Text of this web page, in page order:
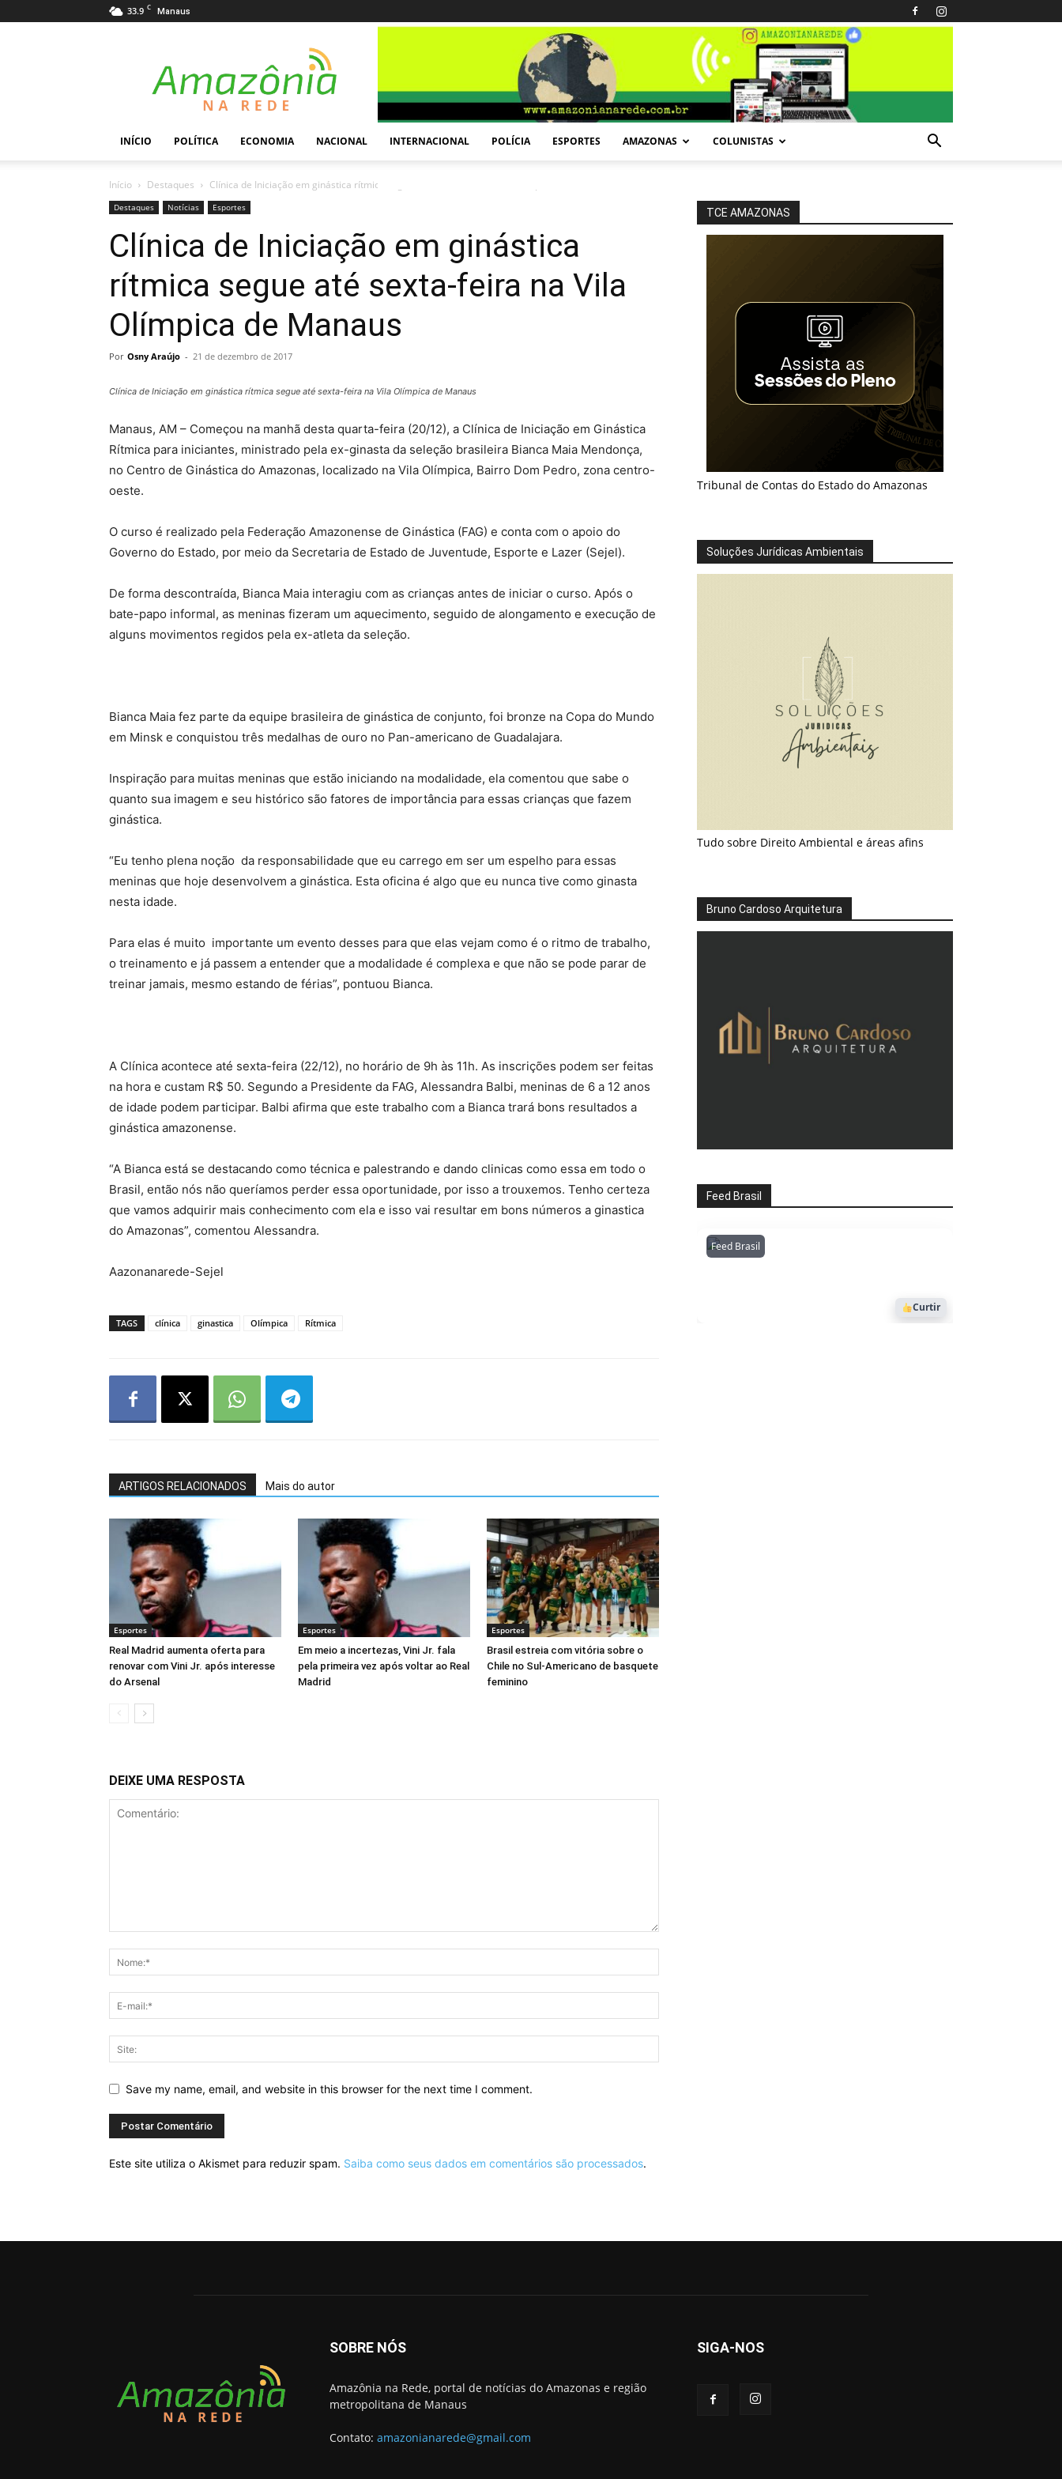
33.9 C Manaus
Rede
INÍCIO POLÍTICA ECONOMIA NACIONAL INTERNACIONAL POLÍCIA ESPORTES AMAZONAS COLUNISTAS
Início Destaques Clínica de Iniciação em ginástica rítmica segue até sexta-feira na Vila Olímpica...
Destaques Notícias Esportes
Clínica de Iniciação em ginástica
rítmica segue até sexta-feira na Vila
Olímpica de Manaus
Por Osny Araújo - 21 de dezembro de 2017
Clínica de Iniciação em ginástica rítmica segue até sexta-feira na Vila Olímpica de Manaus
Manaus, AM – Começou na manhã desta quarta-feira (20/12), a Clínica de Iniciação em Ginástica
Rítmica para iniciantes, ministrado pela ex-ginasta da seleção brasileira Bianca Maia Mendonça,
no Centro de Ginástica do Amazonas, localizado na Vila Olímpica, Bairro Dom Pedro, zona centro-
oeste.
O curso é realizado pela Federação Amazonense de Ginástica (FAG) e conta com o apoio do
Governo do Estado, por meio da Secretaria de Estado de Juventude, Esporte e Lazer (Sejel).
De forma descontraída, Bianca Maia interagiu com as crianças antes de iniciar o curso. Após o
bate-papo informal, as meninas fizeram um aquecimento, seguido de alongamento e execução de
alguns movimentos regidos pela ex-atleta da seleção.
Bianca Maia fez parte da equipe brasileira de ginástica de conjunto, foi bronze na Copa do Mundo
em Minsk e conquistou três medalhas de ouro no Pan-americano de Guadalajara.
Inspiração para muitas meninas que estão iniciando na modalidade, ela comentou que sabe o
quanto sua imagem e seu histórico são fatores de importância para essas crianças que fazem
ginástica.
“Eu tenho plena noção da responsabilidade que eu carrego em ser um espelho para essas
meninas que hoje desenvolvem a ginástica. Esta oficina é algo que eu nunca tive como ginasta
nesta idade.
Para elas é muito importante um evento desses para que elas vejam como é o ritmo de trabalho,
o treinamento e já passem a entender que a modalidade é complexa e que não se pode parar de
treinar jamais, mesmo estando de férias”, pontuou Bianca.
A Clínica acontece até sexta-feira (22/12), no horário de 9h às 11h. As inscrições podem ser feitas
na hora e custam R$ 50. Segundo a Presidente da FAG, Alessandra Balbi, meninas de 6 a 12 anos
de idade podem participar. Balbi afirma que este trabalho com a Bianca trará bons resultados a
ginástica amazonense.
“A Bianca está se destacando como técnica e palestrando e dando clinicas como essa em todo o
Brasil, então nós não queríamos perder essa oportunidade, por isso a trouxemos. Tenho certeza
que vamos adquirir mais conhecimento com ela e isso vai resultar em bons números a ginastica
do Amazonas”, comentou Alessandra.
Aazonanarede-Sejel
TAGS clínica ginastica Olímpica Rítmica
ARTIGOS RELACIONADOS Mais do autor
Esportes
Real Madrid aumenta oferta para
renovar com Vini Jr. após interesse
do Arsenal
Esportes
Em meio a incertezas, Vini Jr. fala
pela primeira vez após voltar ao Real
Madrid
Esportes
Brasil estreia com vitória sobre o
Chile no Sul-Americano de basquete
feminino
DEIXE UMA RESPOSTA
Save my name, email, and website in this browser for the next time I comment.
Este site utiliza o Akismet para reduzir spam. Saiba como seus dados em comentários são processados.
TCE AMAZONAS
Tribunal de Contas do Estado do Amazonas
Soluções Jurídicas Ambientais
Tudo sobre Direito Ambiental e áreas afins
Bruno Cardoso Arquitetura
Feed Brasil
Feed BrasilAmazonianarede
1053
Curtir
SOBRE NÓS
Amazônia na Rede, portal de notícias do Amazonas e região
metropolitana de Manaus
Contato: amazonianarede@gmail.com
SIGA-NOS